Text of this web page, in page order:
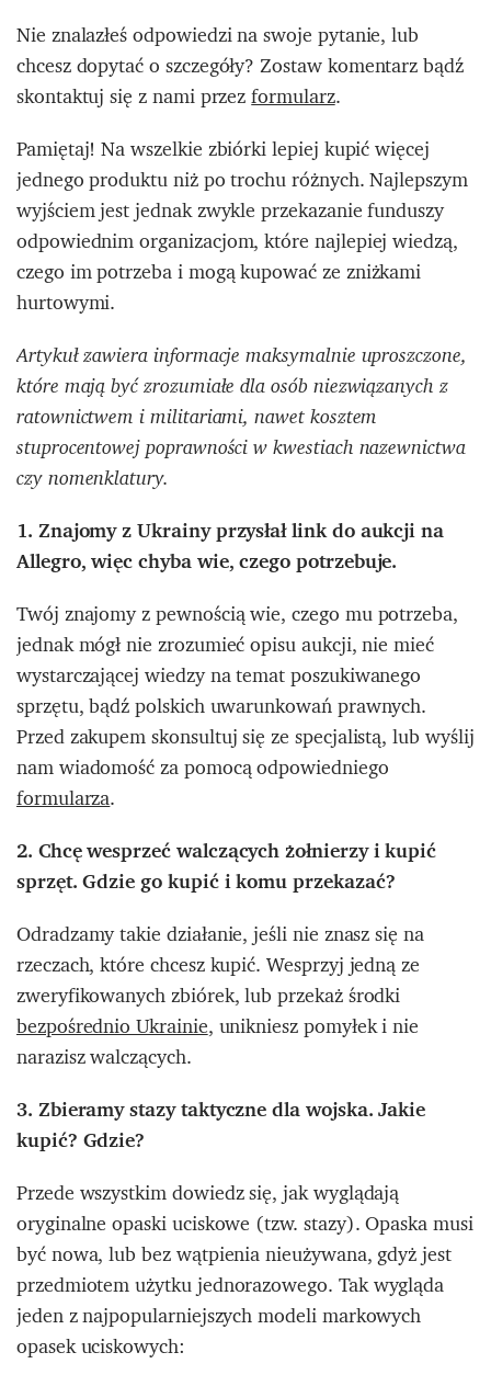
Nie znalazłeś odpowiedzi na swoje pytanie, lub
chcesz dopytać o szczegóły? Zostaw komentarz bądź
skontaktuj się z nami przezformularz.
Pamiętaj! Na wszelkie zbiórki lepiej kupić więcej
jednego produktu niż po trochu różnych. Najlepszym
wyjściem jest jednak zwykle przekazanie funduszy
odpowiednim organizacjom, które najlepiej wiedzą,
czego im potrzeba i mogą kupować ze zniżkami
hurtowymi.
Artykuł zawiera informacje maksymalnie uproszczone,
które mają być zrozumiałe dla osób niezwiązanych z
ratownictwem i militariami, nawet kosztem
stuprocentowej poprawności w kwestiach nazewnictwa
czy nomenklatury.
1. Znajomy z Ukrainy przysłał link do aukcji na
Allegro, więc chyba wie, czego potrzebuje.
Twój znajomy z pewnością wie, czego mu potrzeba,
jednak mógł nie zrozumieć opisu aukcji, nie mieć
wystarczającej wiedzy na temat poszukiwanego
sprzętu, bądź polskich uwarunkowań prawnych.
Przed zakupem skonsultuj się ze specjalistą, lub wyślij
nam wiadomość za pomocą odpowiedniego
formularza.
2. Chcę wesprzeć walczących żołnierzy i kupić
sprzęt. Gdzie go kupić i komu przekazać?
Odradzamy takie działanie, jeśli nie znasz się na
rzeczach, które chcesz kupić. Wesprzyj jedną ze
zweryfikowanych zbiórek, lub przekaż środki
bezpośrednio Ukrainie, unikniesz pomyłek i nie
narazisz walczących.
3. Zbieramy stazy taktyczne dla wojska. Jakie
kupić? Gdzie?
Przede wszystkim dowiedz się, jak wyglądają
oryginalne opaski uciskowe (tzw. stazy). Opaska musi
być nowa, lub bez wątpienia nieużywana, gdyż jest
przedmiotem użytku jednorazowego. Tak wygląda
jeden z najpopularniejszych modeli markowych
opasek uciskowych: